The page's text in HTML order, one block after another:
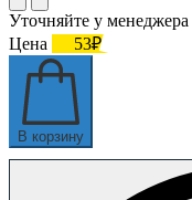
Уточняйте у менеджера
Цена
53₽
В корзину